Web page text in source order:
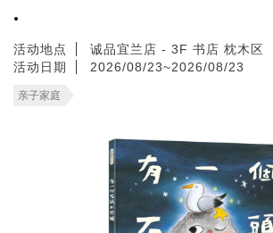
.
活动地点
诚品宜兰店 - 3F 书店 枕木区
活动日期
2026/08/23~2026/08/23
亲子家庭